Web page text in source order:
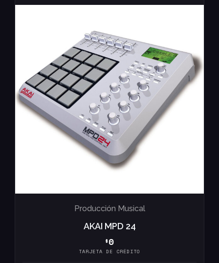
Producción Musical
AKAI MPD 24
$0
TARJETA DE CRÉDITO